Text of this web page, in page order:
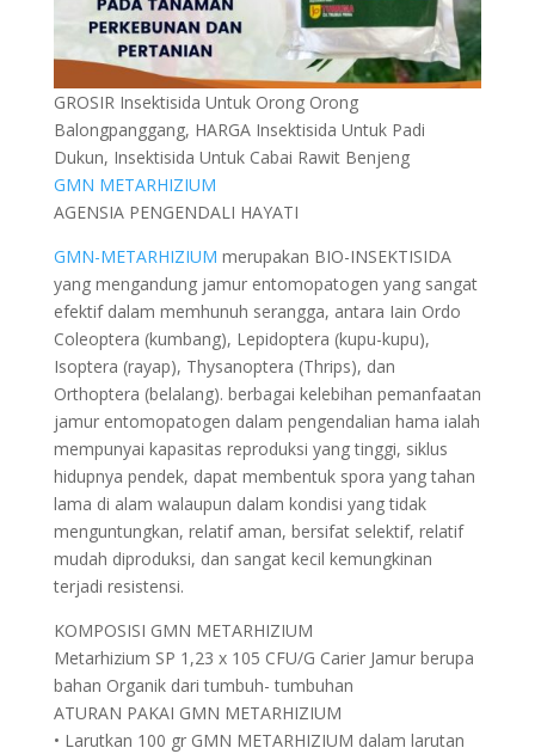
GROSIR Insektisida Untuk Orong Orong
Balongpanggang, HARGA Insektisida Untuk Padi
Dukun, Insektisida Untuk Cabai Rawit Benjeng
GMN METARHIZIUM
AGENSIA PENGENDALI HAYATI
GMN-METARHIZIUM merupakan BIO-INSEKTISIDA
yang mengandung jamur entomopatogen yang sangat
efektif dalam memhunuh serangga, antara Iain Ordo
Coleoptera (kumbang), Lepidoptera (kupu-kupu),
Isoptera (rayap), Thysanoptera (Thrips), dan
Orthoptera (belalang). berbagai kelebihan pemanfaatan
jamur entomopatogen dalam pengendalian hama ialah
mempunyai kapasitas reproduksi yang tinggi, siklus
hidupnya pendek, dapat membentuk spora yang tahan
lama di alam walaupun dalam kondisi yang tidak
menguntungkan, relatif aman, bersifat selektif, relatif
mudah diproduksi, dan sangat kecil kemungkinan
terjadi resistensi.
KOMPOSISI GMN METARHIZIUM
Metarhizium SP 1,23 x 105 CFU/G Carier Jamur berupa
bahan Organik dari tumbuh- tumbuhan
ATURAN PAKAI GMN METARHIZIUM
• Larutkan 100 gr GMN METARHIZIUM dalam larutan